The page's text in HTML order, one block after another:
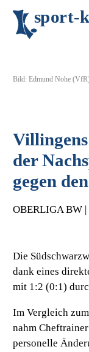
sport-
Bild: Edmund Nohe
der
gegen
OBERLIGA BW |
Die
dank eines
mit 1:2 (0:1)
Im Vergleich
nahm
personelle